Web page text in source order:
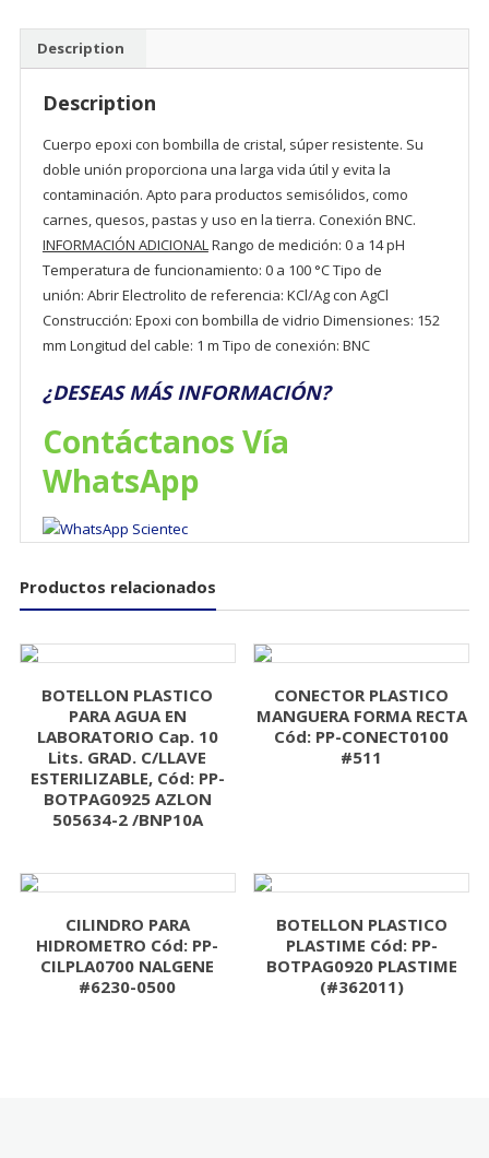
Description
Description
Cuerpo epoxi con bombilla de cristal, súper resistente. Su
doble unión proporciona una larga vida útil y evita la
contaminación. Apto para productos semisólidos, como
carnes, quesos, pastas y uso en la tierra. Conexión BNC.
INFORMACIÓN ADICIONALRango de medición: 0 a 14 pH
Temperatura de funcionamiento: 0 a 100 °C Tipo de
unión: Abrir Electrolito de referencia: KCl/Ag con AgCl
Construcción: Epoxi con bombilla de vidrio Dimensiones: 152
mm Longitud del cable: 1 m Tipo de conexión: BNC
¿DESEAS MÁS INFORMACIÓN?
Contáctanos Vía
WhatsApp
Productos relacionados
BOTELLON PLASTICO
PARA AGUA EN
LABORATORIO Cap. 10
Lits. GRAD. C/LLAVE
ESTERILIZABLE, Cód: PP-
BOTPAG0925 AZLON
505634-2 /BNP10A
CONECTOR PLASTICO
MANGUERA FORMA RECTA
Cód: PP-CONECT0100
#511
CILINDRO PARA
HIDROMETRO Cód: PP-
CILPLA0700 NALGENE
#6230-0500
BOTELLON PLASTICO
PLASTIME Cód: PP-
BOTPAG0920 PLASTIME
(#362011)